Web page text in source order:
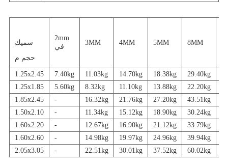
سميك
حجم م
2mm
في
3MM 4MM 5MM 8MM
1.25x2.45 7.40kg 11.03kg 14.70kg 18.38kg 29.40kg
1.25x1.85
5.60kg 8.32kg 11.10kg 13.88kg 22.20kg
1.85x2.45
- 16.32kg 21.76kg 27.20kg 43.51kg
1.50x2.10
- 11.34kg 15.12kg 18.90kg 30.24kg
1.60x2.20
- 12.67kg 16.90kg 21.12kg 33.79kg
1.60x2.60
- 14.98kg 19.97kg 24.96kg 39.94kg
2.05x3.05
- 22.51kg 30.01kg 37.52kg 60.02kg